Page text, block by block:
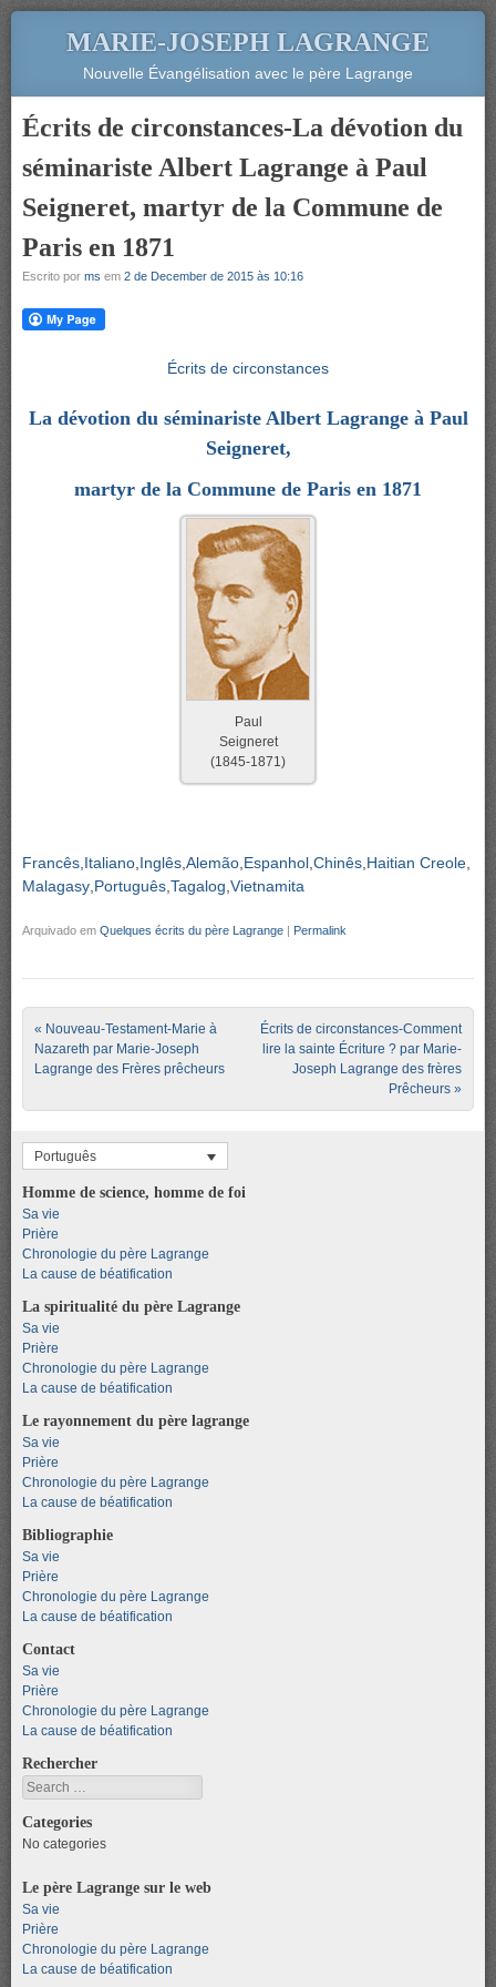
MARIE-JOSEPH LAGRANGE
Nouvelle Évangélisation avec le père Lagrange
Écrits de circonstances-La dévotion du
séminariste Albert Lagrange à Paul
Seigneret, martyr de la Commune de
Paris en 1871
Escrito por ms em 2 de December de 2015 às 10:16
Écrits de circonstances
La dévotion du séminariste Albert Lagrange à Paul
Seigneret,
martyr de la Commune de Paris en 1871
Paul
Seigneret
(1845-1871)
Francês Italiano Inglês Alemão Espanhol Chinês Haitian Creole
Malagasy Português Tagalog Vietnamita
Arquivado em Quelques écrits du père Lagrange | Permalink
Post navigation
« Nouveau-Testament-Marie à
Nazareth par Marie-Joseph
Lagrange des Frères prêcheurs
Écrits de circonstances-Comment
lire la sainte Écriture ? par Marie-
Joseph Lagrange des frères
Prêcheurs »
Português
Homme de science, homme de foi
Sa vie
Prière
Chronologie du père Lagrange
La cause de béatification
La spiritualité du père Lagrange
Sa vie
Prière
Chronologie du père Lagrange
La cause de béatification
Le rayonnement du père lagrange
Sa vie
Prière
Chronologie du père Lagrange
La cause de béatification
Bibliographie
Sa vie
Prière
Chronologie du père Lagrange
La cause de béatification
Contact
Sa vie
Prière
Chronologie du père Lagrange
La cause de béatification
Rechercher
Search
Categories
No categories
Le père Lagrange sur le web
Sa vie
Prière
Chronologie du père Lagrange
La cause de béatification